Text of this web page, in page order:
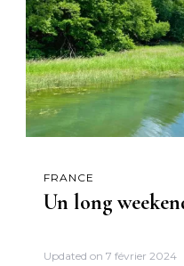
FRANCE
Un long
Updated on 7 février 2024